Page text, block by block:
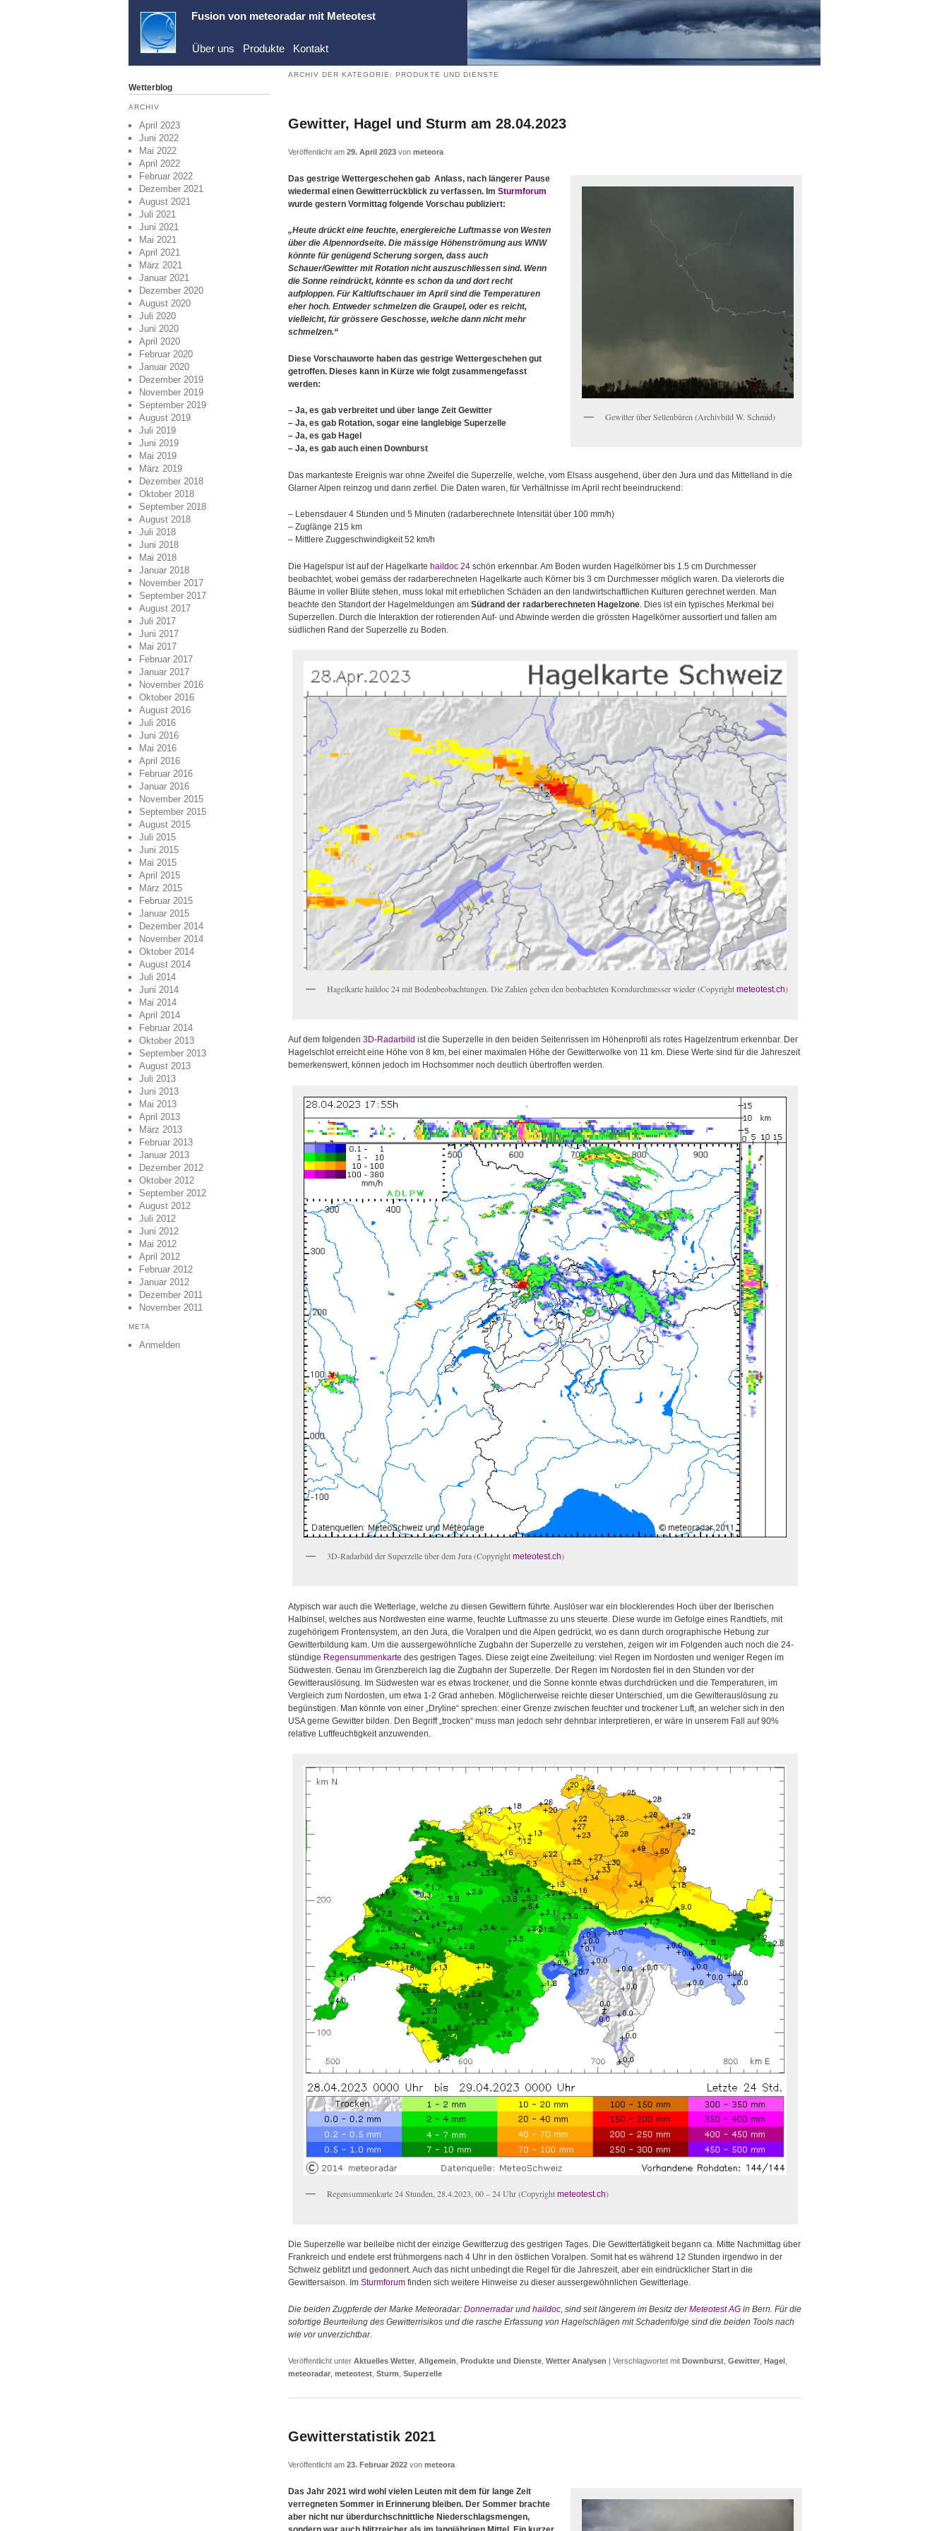
Fusion von meteoradar mit Meteotest
Über uns Produkte Kontakt
Wetterblog
ARCHIV
April 2023
Juni 2022
Mai 2022
April 2022
Februar 2022
Dezember 2021
August 2021
Juli 2021
Juni 2021
Mai 2021
April 2021
März 2021
Januar 2021
Dezember 2020
August 2020
Juli 2020
Juni 2020
April 2020
Februar 2020
Januar 2020
Dezember 2019
November 2019
September 2019
August 2019
Juli 2019
Juni 2019
Mai 2019
März 2019
Dezember 2018
Oktober 2018
September 2018
August 2018
Juli 2018
Juni 2018
Mai 2018
Januar 2018
November 2017
September 2017
August 2017
Juli 2017
Juni 2017
Mai 2017
Februar 2017
Januar 2017
November 2016
Oktober 2016
August 2016
Juli 2016
Juni 2016
Mai 2016
April 2016
Februar 2016
Januar 2016
November 2015
September 2015
August 2015
Juli 2015
Juni 2015
Mai 2015
April 2015
März 2015
Februar 2015
Januar 2015
Dezember 2014
November 2014
Oktober 2014
August 2014
Juli 2014
Juni 2014
Mai 2014
April 2014
Februar 2014
Oktober 2013
September 2013
August 2013
Juli 2013
Juni 2013
Mai 2013
April 2013
März 2013
Februar 2013
Januar 2013
Dezember 2012
Oktober 2012
September 2012
August 2012
Juli 2012
Juni 2012
Mai 2012
April 2012
Februar 2012
Januar 2012
Dezember 2011
November 2011
META
Anmelden
ARCHIV DER KATEGORIE: PRODUKTE UND DIENSTE
Gewitter, Hagel und Sturm am 28.04.2023
Veröffentlicht am 29. April 2023 von meteora
Gewitter über Sellenbüren (Archivbild W. Schmid)
Das gestrige Wettergeschehen gab Anlass, nach längerer Pause
wiedermal einen Gewitterrückblick zu verfassen. Im Sturmforum
wurde gestern Vormittag folgende Vorschau publiziert:
„Heute drückt eine feuchte, energiereiche Luftmasse von Westen
über die Alpennordseite. Die mässige Höhenströmung aus WNW
könnte für genügend Scherung sorgen, dass auch
Schauer/Gewitter mit Rotation nicht auszuschliessen sind. Wenn
die Sonne reindrückt, könnte es schon da und dort recht
aufploppen. Für Kaltluftschauer im April sind die Temperaturen
eher hoch. Entweder schmelzen die Graupel, oder es reicht,
vielleicht, für grössere Geschosse, welche dann nicht mehr
schmelzen.“
Diese Vorschauworte haben das gestrige Wettergeschehen gut
getroffen. Dieses kann in Kürze wie folgt zusammengefasst
werden:
– Ja, es gab verbreitet und über lange Zeit Gewitter
– Ja, es gab Rotation, sogar eine langlebige Superzelle
– Ja, es gab Hagel
– Ja, es gab auch einen Downburst
Das markanteste Ereignis war ohne Zweifel die Superzelle, welche, vom Elsass ausgehend, über den Jura und das Mittelland in die
Glarner Alpen reinzog und dann zerfiel. Die Daten waren, für Verhältnisse im April recht beeindruckend:
– Lebensdauer 4 Stunden und 5 Minuten (radarberechnete Intensität über 100 mm/h)
– Zuglänge 215 km
– Mittlere Zuggeschwindigkeit 52 km/h
Die Hagelspur ist auf der Hagelkarte haildoc 24 schön erkennbar. Am Boden wurden Hagelkörner bis 1.5 cm Durchmesser
beobachtet, wobei gemäss der radarberechneten Hagelkarte auch Körner bis 3 cm Durchmesser möglich waren. Da vielerorts die
Bäume in voller Blüte stehen, muss lokal mit erheblichen Schäden an den landwirtschaftlichen Kulturen gerechnet werden. Man
beachte den Standort der Hagelmeldungen am Südrand der radarberechneten Hagelzone . Dies ist ein typisches Merkmal bei
Superzellen. Durch die Interaktion der rotierenden Auf- und Abwinde werden die grössten Hagelkörner aussortiert und fallen am
südlichen Rand der Superzelle zu Boden.
Hagelkarte haildoc 24 mit Bodenbeobachtungen. Die Zahlen geben den beobachteten Korndurchmesser wieder (Copyrightmeteotest.ch)
Auf dem folgenden 3D-Radarbild ist die Superzelle in den beiden Seitenrissen im Höhenprofil als rotes Hagelzentrum erkennbar. Der
Hagelschlot erreicht eine Höhe von 8 km, bei einer maximalen Höhe der Gewitterwolke von 11 km. Diese Werte sind für die Jahreszeit
bemerkenswert, können jedoch im Hochsommer noch deutlich übertroffen werden.
3D-Radarbild der Superzelle über dem Jura (Copyright meteotest.ch)
Atypisch war auch die Wetterlage, welche zu diesen Gewittern führte. Auslöser war ein blockierendes Hoch über der Iberischen
Halbinsel, welches aus Nordwesten eine warme, feuchte Luftmasse zu uns steuerte. Diese wurde im Gefolge eines Randtiefs, mit
zugehörigem Frontensystem, an den Jura, die Voralpen und die Alpen gedrückt, wo es dann durch orographische Hebung zur
Gewitterbildung kam. Um die aussergewöhnliche Zugbahn der Superzelle zu verstehen, zeigen wir im Folgenden auch noch die 24-
stündige Regensummenkarte des gestrigen Tages. Diese zeigt eine Zweiteilung: viel Regen im Nordosten und weniger Regen im
Südwesten. Genau im Grenzbereich lag die Zugbahn der Superzelle. Der Regen im Nordosten fiel in den Stunden vor der
Gewitterauslösung. Im Südwesten war es etwas trockener, und die Sonne konnte etwas durchdrücken und die Temperaturen, im
Vergleich zum Nordosten, um etwa 1-2 Grad anheben. Möglicherweise reichte dieser Unterschied, um die Gewitterauslösung zu
begünstigen. Man könnte von einer „Dryline“ sprechen: einer Grenze zwischen feuchter und trockener Luft, an welcher sich in den
USA gerne Gewitter bilden. Den Begriff „trocken“ muss man jedoch sehr dehnbar interpretieren, er wäre in unserem Fall auf 90%
relative Luftfeuchtigkeit anzuwenden.
Regensummenkarte 24 Stunden, 28.4.2023, 00 – 24 Uhr (Copyright meteotest.ch)
Die Superzelle war beileibe nicht der einzige Gewitterzug des gestrigen Tages. Die Gewittertätigkeit begann ca. Mitte Nachmittag über
Frankreich und endete erst frühmorgens nach 4 Uhr in den östlichen Voralpen. Somit hat es während 12 Stunden irgendwo in der
Schweiz geblitzt und gedonnert. Auch das nicht unbedingt die Regel für die Jahreszeit, aber ein eindrücklicher Start in die
Gewittersaison. Im Sturmforum finden sich weitere Hinweise zu dieser aussergewöhnlichen Gewitterlage.
Die beiden Zugpferde der Marke Meteoradar: Donnerradarund haildoc, sind seit längerem im Besitz derMeteotest AG in Bern. Für die
sofortige Beurteilung des Gewitterrisikos und die rasche Erfassung von Hagelschlägen mit Schadenfolge sind die beiden Tools nach
wie vor unverzichtbar.
Veröffentlicht unter Aktuelles Wetter, Allgemein, Produkte und Dienste, Wetter Analysen Verschlagwortet mit Downburst, Gewitter, Hagel ,
meteoradar, meteotest, Sturm, Superzelle
Gewitterstatistik 2021
Veröffentlicht am 23. Februar 2022 von meteora
Das Jahr 2021 wird wohl vielen Leuten mit dem für lange Zeit
verregneten Sommer in Erinnerung bleiben. Der Sommer brachte
aber nicht nur überdurchschnittliche Niederschlagsmengen,